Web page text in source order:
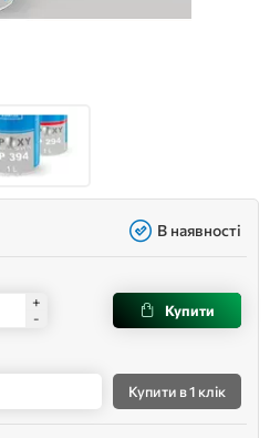
В наявності
+
-
Купити
Купити в 1 клік